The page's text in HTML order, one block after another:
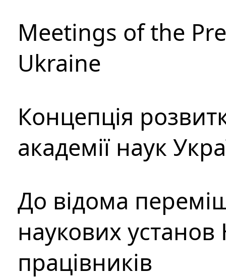
Meetings of the
Ukraine
Концепція
академії наук
До відома
наукових установ
працівників